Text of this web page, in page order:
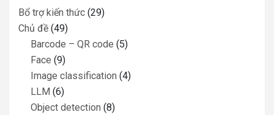
Bổ trợ kiến thức (29)
Chủ đề (49)
Barcode – QR code (5)
Face (9)
Image classification (4)
LLM (6)
Object detection (8)